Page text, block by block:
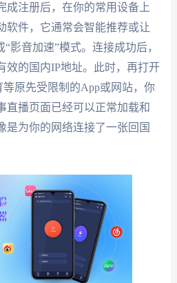
成注册后，在你的常用设备上
软件，它通常会智能推荐或让
影音加速”模式。连接成功后，
效的国内IP地址。此时，再打开
原先受限制的App或网站，你
直播页面已经可以正常加载和
是为你的网络连接了一张回国